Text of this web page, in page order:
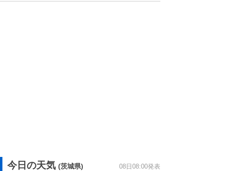
今日の天気 (茨城県) 08日08:00発表